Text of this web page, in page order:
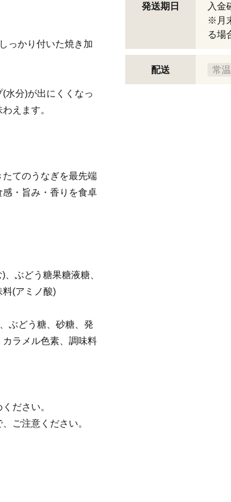
っかり付いた焼き加
水分)が出にくくなっ
えます。
てのうなぎを最先端
・旨み・香りを食卓
ぶどう糖果糖液糖、
(アミノ酸)
ぶどう糖、砂糖、発
ラメル色素、調味料
ださい。
ご注意ください。
発送期日
入金
※月
る場
配送 常温